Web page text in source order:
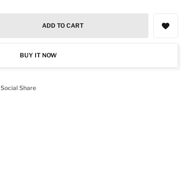
ADD TO CART
BUY IT NOW
Social Share